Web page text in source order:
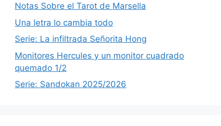
Notas Sobre el Tarot de Marsella
Una letra lo cambia todo
Serie: La infiltrada Señorita Hong
Monitores Hercules y un monitor cuadrado
quemado 1/2
Serie: Sandokan 2025/2026